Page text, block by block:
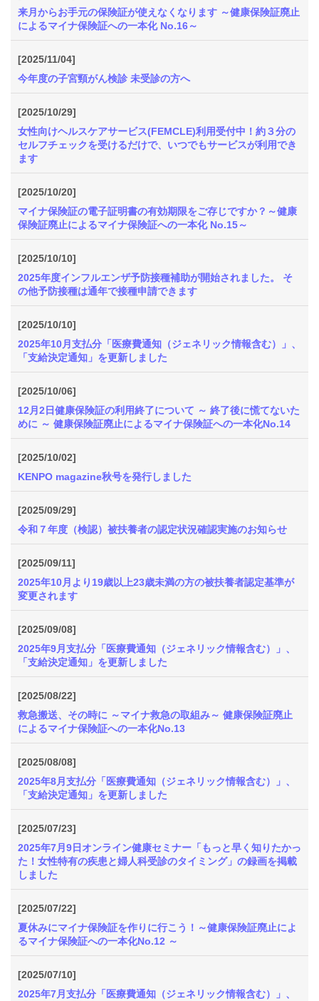
申
書
一
覧
よ
く
あ
る
質
問
組
合
案
内
来月からお手元の保険証が使えなくなります ～健康保険証廃止
によるマイナ保険証への一本化 No.16～
[2025/11/04]
今年度の子宮頸がん検診 未受診の方へ
[2025/10/29]
女性向けヘルスケアサービス(FEMCLE)利用受付中！約３分の
セルフチェックを受けるだけで、いつでもサービスが利用でき
ます
[2025/10/20]
マイナ保険証の電子証明書の有効期限をご存じですか？～健康
保険証廃止によるマイナ保険証への一本化 No.15～
[2025/10/10]
2025年度インフルエンザ予防接種補助が開始されました。 そ
の他予防接種は通年で接種申請できます
[2025/10/10]
2025年10月支払分「医療費通知（ジェネリック情報含む）」、
「支給決定通知」を更新しました
[2025/10/06]
12月2日健康保険証の利用終了について ～ 終了後に慌てないた
めに ～ 健康保険証廃止によるマイナ保険証への一本化No.14
[2025/10/02]
KENPO magazine秋号を発行しました
[2025/09/29]
令和７年度（検認）被扶養者の認定状況確認実施のお知らせ
[2025/09/11]
2025年10月より19歳以上23歳未満の方の被扶養者認定基準が
変更されます
[2025/09/08]
2025年9月支払分「医療費通知（ジェネリック情報含む）」、
「支給決定通知」を更新しました
[2025/08/22]
救急搬送、その時に ～マイナ救急の取組み～ 健康保険証廃止
によるマイナ保険証への一本化No.13
[2025/08/08]
2025年8月支払分「医療費通知（ジェネリック情報含む）」、
「支給決定通知」を更新しました
[2025/07/23]
2025年7月9日オンライン健康セミナー「もっと早く知りたかっ
た！女性特有の疾患と婦人科受診のタイミング」の録画を掲載
しました
[2025/07/22]
夏休みにマイナ保険証を作りに行こう！～健康保険証廃止によ
るマイナ保険証への一本化No.12 ～
[2025/07/10]
2025年7月支払分「医療費通知（ジェネリック情報含む）」、